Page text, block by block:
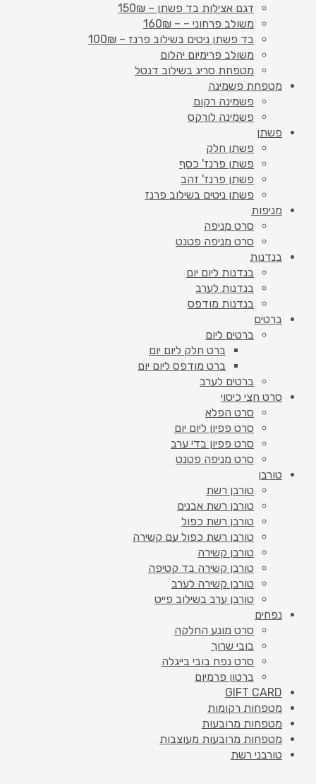
דגם אצילות בד פשתן – 150₪
משולב פרחוני – – 160₪
בד פשתן ניטים בשילוב פרנז – 100₪
משולב פרימיום יהלום
מטפחת סריג בשילוב דנטל
מטפחת פשמינה
פשמינה רקום
פשמינה לורקס
פשתן
פשתן חלק
פשתן פרנז' כסף
פשתן פרנז' זהב
פשתן ניטים בשילוב פרנז
מניפות
סרט מניפה
סרט מניפה פטנט
בנדנות
בנדנות ליום יום
בנדנות לערב
בנדנות מודפס
ברטים
ברטים ליום
ברט חלק ליום יום
ברט מודפס ליום יום
ברטים לערב
סרט חצי כיסוי
סרט הפלא
סרט פפיון ליום יום
סרט פפיון בדי ערב
סרט מניפה פטנט
טורבן
טורבן רשת
טורבן רשת אבנים
טורבן רשת כפול
טורבן רשת כפול עם קשירה
טורבן קשירה
טורבן קשירה בד קטיפה
טורבן קשירה לערב
טורבן ערב בשילוב פייט
נפחים
סרט מונע החלקה
בובי שרוך
סרט נפח בובי בייגלה
ברטון פרמיום
GIFT CARD
מטפחות רקומות
מטפחות מרובעות
מטפחות מרובעות מעוצבות
טורבני רשת